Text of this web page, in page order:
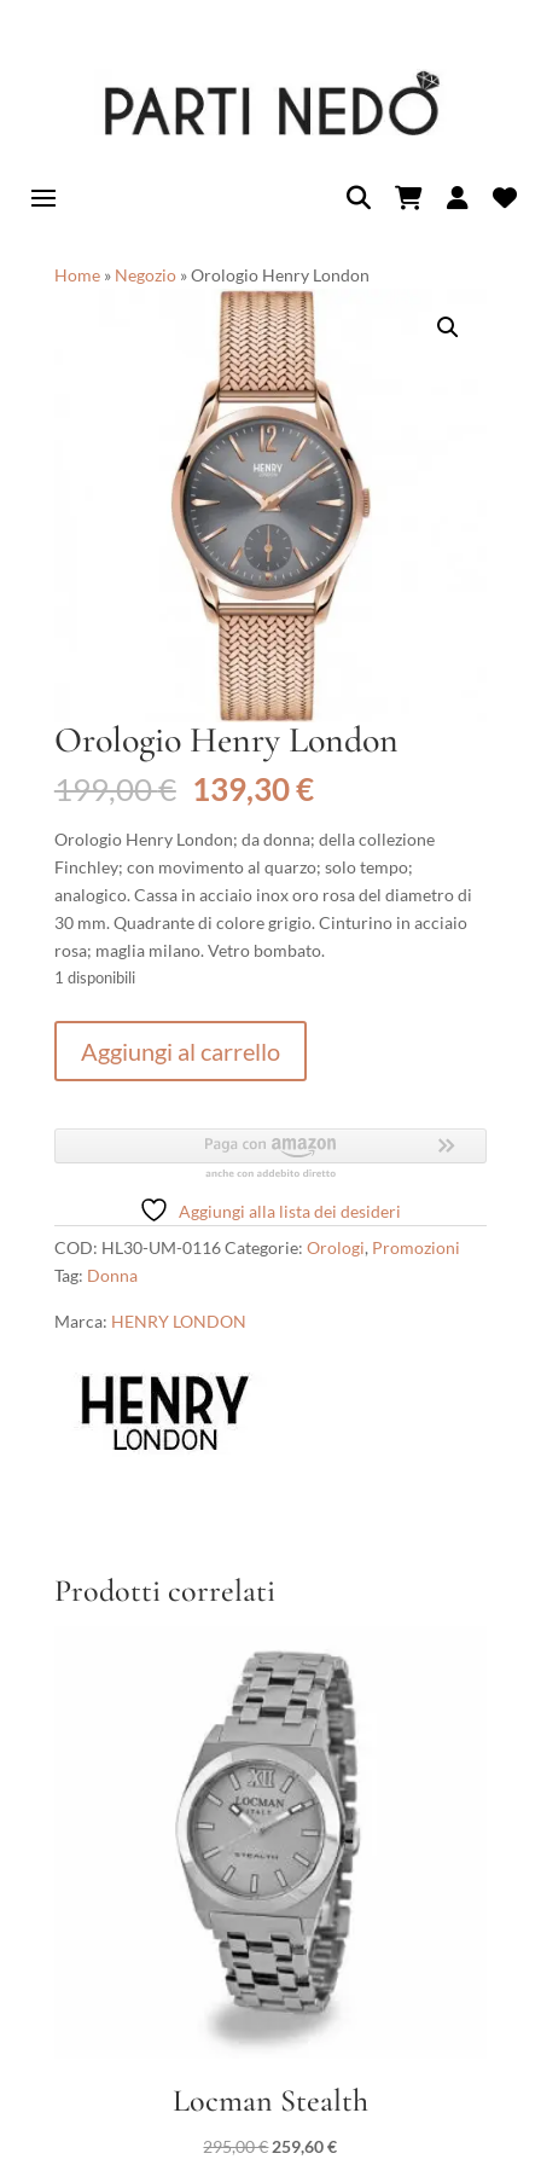
Home» Negozio»Orologio Henry London
Orologio Henry London
199,00€ Il
prezzo
originale
era:
199,00 €.
139,30€Il
attuale
è:
139,30 €.
Orologio Henry London; da donna; della collezione
Finchley; con movimento al quarzo; solo tempo;
analogico. Cassa in acciaio inox oro rosa del diametro di
30 mm. Quadrante di colore grigio. Cinturino in acciaio
rosa; maglia milano. Vetro bombato.
1 disponibili
HenryAggiungi al carrello
Aggiungi alla lista dei desideri
COD: HL30-UM-0116Categorie: Orologi, Promozioni
Tag: Donna
Marca: HENRY LONDON
Prodotti correlati
Locman Stealth
295,00€ Il
259,60€Il